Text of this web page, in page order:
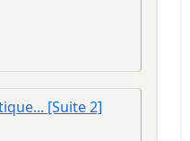
[Suite 2]